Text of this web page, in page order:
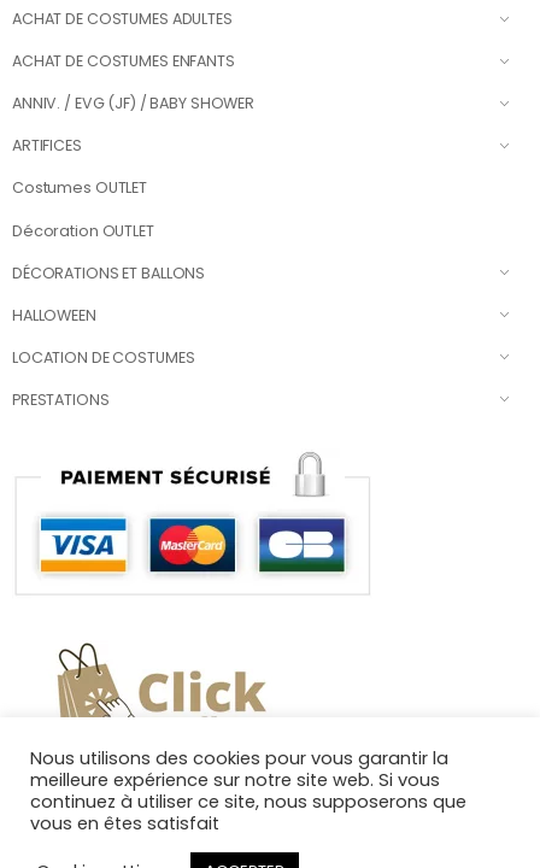
ACHAT DE COSTUMES ADULTES
ACHAT DE COSTUMES ENFANTS
ANNIV. / EVG (JF) / BABY SHOWER
ARTIFICES
Costumes OUTLET
Décoration OUTLET
DÉCORATIONS ET BALLONS
HALLOWEEN
LOCATION DE COSTUMES
PRESTATIONS
Nous utilisons des cookies pour vous garantir la
meilleure expérience sur notre site web. Si vous
continuez à utiliser ce site, nous supposerons que
vous en êtes satisfait